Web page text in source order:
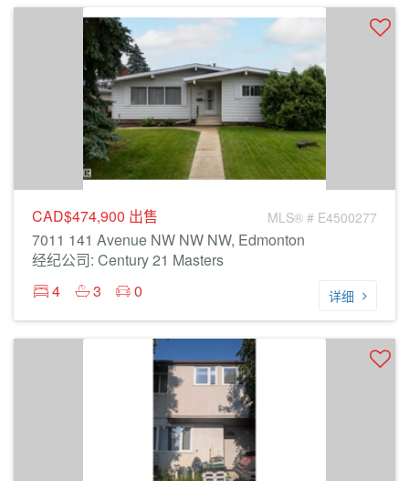
CAD$474,900 出售 MLS® # E4500277
7011 141 Avenue NW NW NW, Edmonton
经纪公司: Century 21 Masters
4
3 0 详细